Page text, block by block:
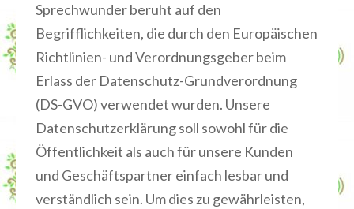
Sprechwunder beruht auf den
Begrifflichkeiten, die durch den Europäischen
Richtlinien- und Verordnungsgeber beim
Erlass der Datenschutz-Grundverordnung
(DS-GVO) verwendet wurden. Unsere
Datenschutzerklärung soll sowohl für die
Öffentlichkeit als auch für unsere Kunden
und Geschäftspartner einfach lesbar und
verständlich sein. Um dies zu gewährleisten,